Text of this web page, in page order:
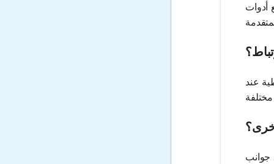
أدوات
عند
جوانب